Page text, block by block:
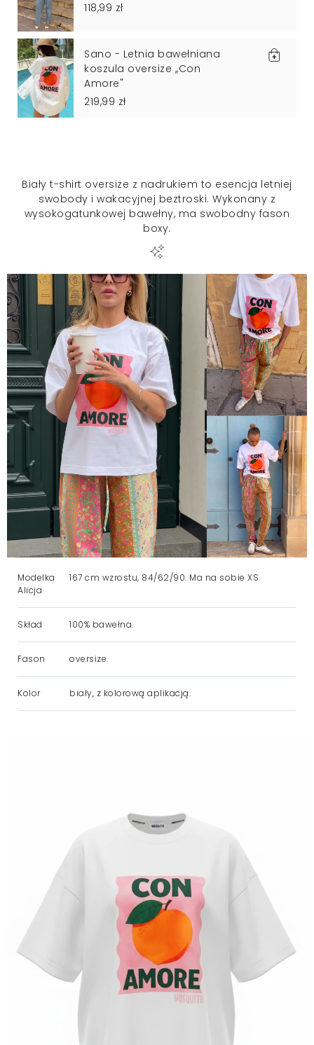
118,99 zł
Sano - Letnia bawełniana
koszula oversize ,,Con
Amore"
219,99 zł
Biały t-shirt oversize z nadrukiem to esencja letniej
swobody i wakacyjnej beztroski. Wykonany z
wysokogatunkowej bawełny, ma swobodny fason
boxy.
Modelka
Alicja
167 cm wzrostu, 84/62/90. Ma na sobie XS.
Skład 100% bawełna.
Fason oversize.
Kolor biały, z kolorową aplikacją.